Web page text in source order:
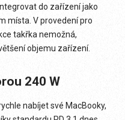
do zařízení jako
místa. V provedení pro
takřka nemožná,
objemu zařízení.
240 W
nabíjet své MacBooky,